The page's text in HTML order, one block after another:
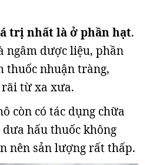
trị nhất là ở phần hạt.
ngâm dược liệu, phần
thuốc nhuận tràng,
từ xa xưa.
còn có tác dụng chữa
hấu thuốc không
nên sản lượng rất thấp.